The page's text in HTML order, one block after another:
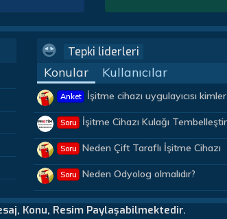
Tepki liderleri
Konular Kullanıcılar
Anket
İşitme cihazı uygulayıcısı kimler
Soru İşitme Cihazı Kulağı
Soru
Neden Çift Taraflı İşitme Cihazı
Soru Neden Odyolog olmalıdır?
Konu, Resim Paylaşabilmektedir.